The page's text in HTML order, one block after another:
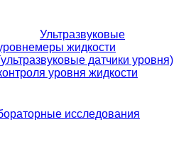
Ультразвуковые
жидкости
датчики уровня)
уровня жидкости
исследования